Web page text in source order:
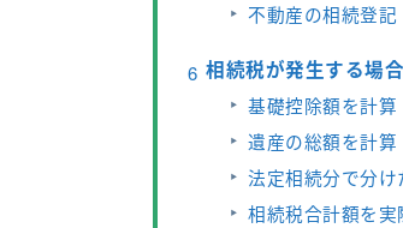
不動産の相続登記
相続税が発生する場
基礎控除額を計算
遺産の総額を計算
法定相続分で分
相続税合計額を